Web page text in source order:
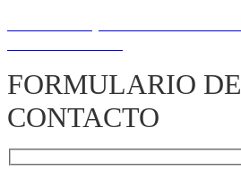
FORMULARIO DE
CONTACTO